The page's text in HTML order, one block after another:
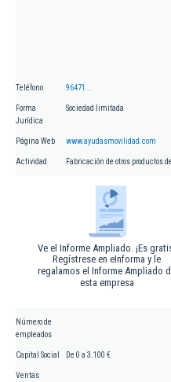
Teléfono 96471...
Forma
Jurídica
Sociedad limitada
Página Web www.ayudasmovilidad.com
Actividad Fabricación de otros productos
Ve el Informe Ampliado. ¡Es
Regístrese en eInforma y le
regalamos el Informe Ampliado
esta empresa
Número de
empleados
Capital Social De 0 a 3.100 €
Ventas